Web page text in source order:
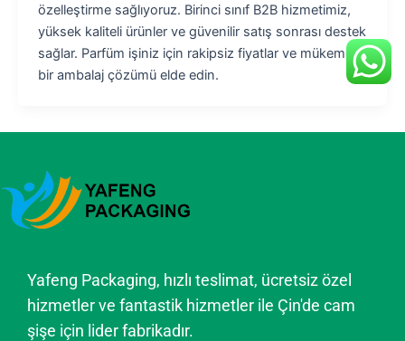
özelleştirme sağlıyoruz. Birinci sınıf B2B hizmetimiz,
yüksek kaliteli ürünler ve güvenilir satış sonrası destek
sağlar. Parfüm işiniz için rakipsiz fiyatlar ve mükemmel
bir ambalaj çözümü elde edin.
Yafeng Packaging, hızlı teslimat, ücretsiz özel
hizmetler ve fantastik hizmetler ile Çin'de cam
şişe için lider fabrikadır.